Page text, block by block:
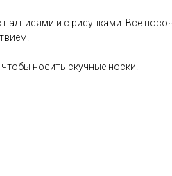
и с рисунками. Все
носить скучные носки!